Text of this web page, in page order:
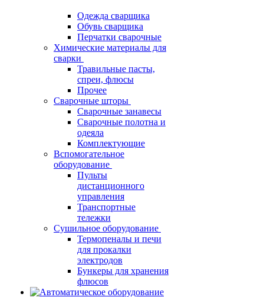
Одежда сварщика
Обувь сварщика
Перчатки сварочные
Химические материалы для
сварки
Травильные пасты,
спреи, флюсы
Прочее
Сварочные шторы
Сварочные занавесы
Сварочные полотна и
одеяла
Комплектующие
Вспомогательное
оборудование
Пульты
дистанционного
управления
Транспортные
тележки
Сушильное оборудование
Термопеналы и печи
для прокалки
электродов
Бункеры для хранения
флюсов